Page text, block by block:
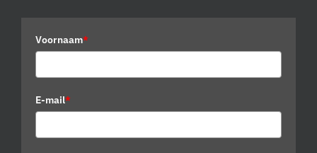
Voornaam*
E-mail*